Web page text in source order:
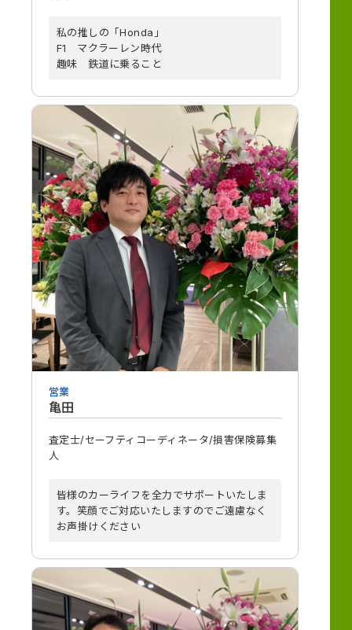
私の推しの「Honda」
F1 マクラーレン時代
趣味 鉄道に乗ること
営業
亀田
査定士/セーフティコーディネータ/損害保険募集
人
皆様のカーライフを全力でサポートいたしま
す。笑顔でご対応いたしますのでご遠慮なく
お声掛けください